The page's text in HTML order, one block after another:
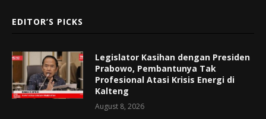
EDITOR’S PICKS
Legislator Kasihan dengan Presiden
Prabowo, Pembantunya Tak
Profesional Atasi Krisis Energi di
Kalteng
August 8, 2026